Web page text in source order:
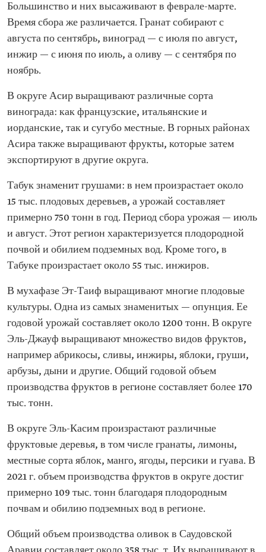
Большинство и них высаживают в феврале-марте.
Время сбора же различается. Гранат собирают с
августа по сентябрь, виноград — с июля по август,
инжир — с июня по июль, а оливу — с сентября по
ноябрь.
В округе Асир выращивают различные сорта
винограда: как французские, итальянские и
иорданские, так и сугубо местные. В горных районах
Асира также выращивают фрукты, которые затем
экспортируют в другие округа.
Табук знаменит грушами: в нем произрастает около
15 тыс. плодовых деревьев, а урожай составляет
примерно 750 тонн в год. Период сбора урожая — июль
и август. Этот регион характеризуется плодородной
почвой и обилием подземных вод. Кроме того, в
Табуке произрастает около 55 тыс. инжиров.
В мухафазе Эт-Таиф выращивают многие плодовые
культуры. Одна из самых знаменитых — опунция. Ее
годовой урожай составляет около 1200 тонн. В округе
Эль-Джауф выращивают множество видов фруктов,
например абрикосы, сливы, инжиры, яблоки, груши,
арбузы, дыни и другие. Общий годовой объем
производства фруктов в регионе составляет более 170
тыс. тонн.
В округе Эль-Касим произрастают различные
фруктовые деревья, в том числе гранаты, лимоны,
местные сорта яблок, манго, ягоды, персики и гуава. В
2021 г. объем производства фруктов в округе достиг
примерно 109 тыс. тонн благодаря плодородным
почвам и обилию подземных вод в регионе.
Общий объем производства оливок в Саудовской